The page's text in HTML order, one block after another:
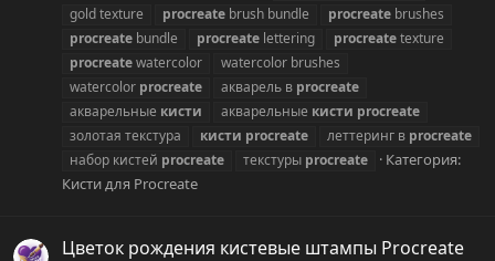
gold texture
procreate brush bundle procreate brushes
procreate bundle procreate lettering procreatetexture
procreatewatercolor
watercolor brushes
watercolor procreate акварель в procreate
акварельные кисти акварельные кисти procreate
золотая текстура
кисти procreate леттеринг в procreate
набор кистей procreate текстуры procreate
Категория:
Кисти для Procreate
Цветок рождения кистевые штампы Procreate